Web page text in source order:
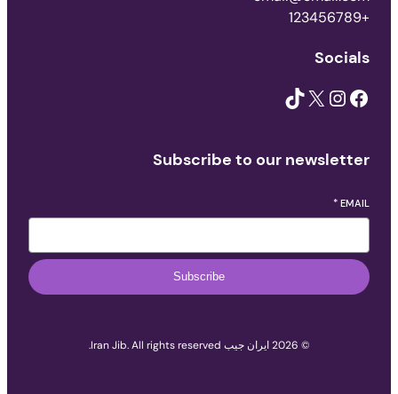
+123456789
Socials
Facebook
Instagram
X
TikTok
Subscribe to our newsletter
EMAIL
*
Subscribe
© 2026 ایران جیب Iran Jib. All rights reserved.